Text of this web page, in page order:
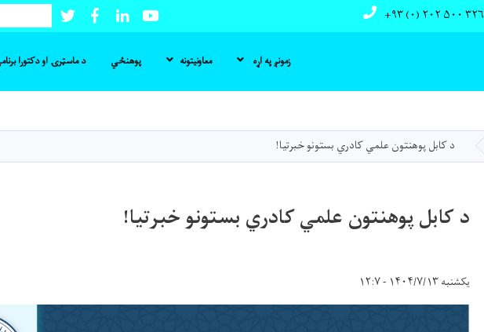
+۹۳ (۰) ۲۰۲ ۵۰۰ ۳۲۶ Youtube
LinkedIn
Facebook
Twitter
لټون
زمونږ په اړه معاونیتونه پوهنځي د ماسټرۍ او دکتورا
د کابل پوهنتون علمي کادري بستونو خبرتیا!
د کابل پوهنتون علمي کادري بستونو خبرتیا!
یکشنبه ۱۴۰۴/۷/۱۳ - ۱۲:۷